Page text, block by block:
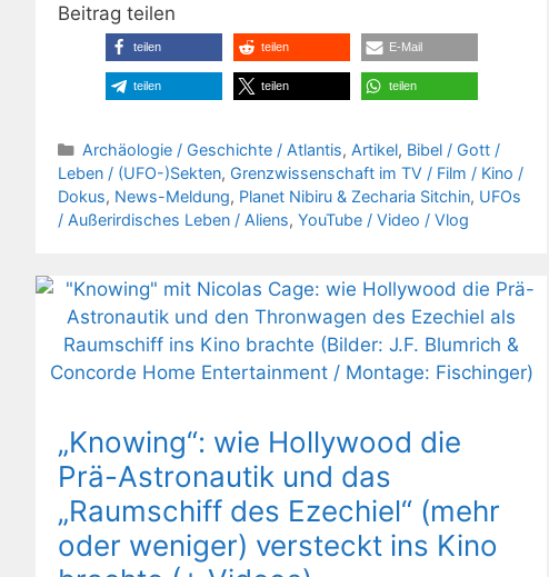
Beitrag teilen
teilen teilen E-Mail
teilen teilen teilen
Kategorien
Archäologie / Geschichte / Atlantis, Artikel, Bibel / Gott /
Leben / (UFO-)Sekten, Grenzwissenschaft im TV / Film / Kino /
Dokus, News-Meldung, Planet Nibiru & Zecharia Sitchin, UFOs
/ Außerirdisches Leben / Aliens, YouTube / Video / Vlog
„Knowing“: wie Hollywood die
Prä-Astronautik und das
„Raumschiff des Ezechiel“ (mehr
oder weniger) versteckt ins Kino